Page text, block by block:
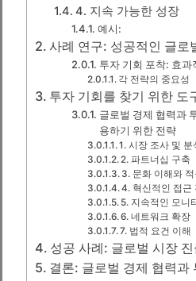
4. 지속 가능한 성장
예시:
사례 연구: 성공적인 글로
투자 기회 포착: 효과
각 전략의 중요성
투자 기회를 찾기 위한 도
글로벌 경제 협력과
용하기 위한 전략
1. 시장 조사 및 분
2. 파트너십 구축
3. 문화 이해와 적
4. 혁신적인 접근
5. 지속적인 모니
6. 네트워크 확장
7. 법적 요건 이해
성공 사례: 글로벌 시장
결론: 글로벌 경제 협력과